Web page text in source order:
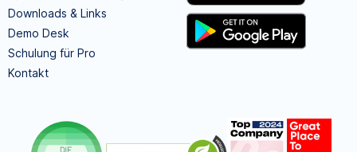
Downloads & Links
Demo Desk
Schulung für Pro
Kontakt